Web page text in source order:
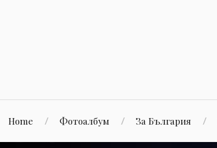
Home Фотоалбум За България